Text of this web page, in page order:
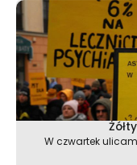
W czwartek